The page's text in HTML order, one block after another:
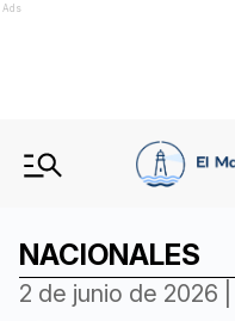
Ads
NACIONALES
2 de junio de 2026